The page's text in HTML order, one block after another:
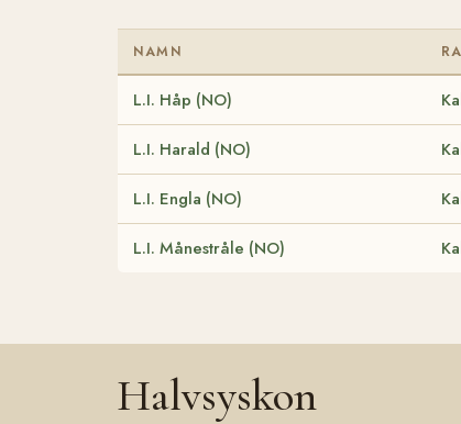
NAMN
L.I. Håp (NO)
L.I. Harald (NO)
L.I. Engla (NO)
L.I. Månestråle (NO)
Halvsyskon